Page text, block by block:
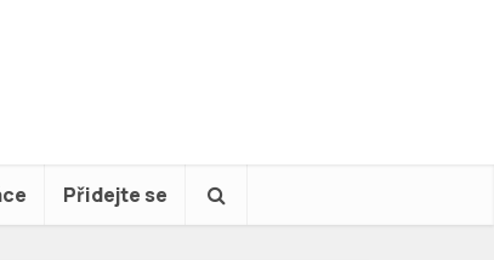
Přidejte se